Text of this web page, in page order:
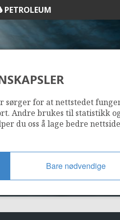
PETROLEUM
B
sørger for at nettstedet
Andre brukes til statistikk
du oss å lage bedre
Bare nødvendige